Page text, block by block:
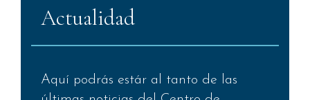
Actualidad
Aquí podrás estár al tanto de las